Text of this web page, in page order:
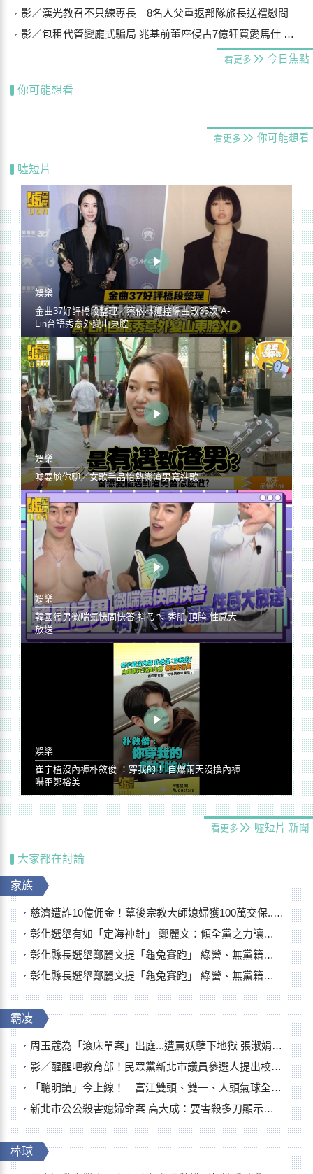
影／漢光教召不只練專長 8名人父重返部隊旅長送禮慰問
影／包租代管變龐式騙局 兆基前董座侵占7億狂買愛馬仕 李建成送北檢
看更多 今日焦點
你可能想看
看更多 你可能想看
噓短片
娛樂
金曲37好評橋段整理／蔡依林遭控編曲改36次 A-
Lin台語秀意外變山東腔
娛樂
噓要尬你聊／女歌手品怡熱戀渣男寫進歌
娛樂
韓國猛男微喘氣快問快答 抖ㄋㄟ 秀肌 頂胯 性感大
放送
娛樂
崔宇植沒內褲朴敘俊 ：穿我的！ 自爆兩天沒換內褲
嚇歪鄭裕美
看更多 噓短片 新聞
大家都在討論
家族
慈濟遭詐10億佣金！幕後宗教大師媳婦獲100萬交保...快步奔離不發一語
彰化選舉有如「定海神針」 鄭麗文：傾全黨之力讓彰化贏
彰化縣長選舉鄭麗文提「龜兔賽跑」 綠營、無黨籍忙否認是烏龜
彰化縣長選舉鄭麗文提「龜兔賽跑」 綠營、無黨籍忙否認是烏龜
霸凌
周玉蔻為「滾床單案」出庭...遭罵妖孽下地獄 張淑娟批：舌頭殺人有罪
影／醒醒吧教育部！民眾黨新北市議員參選人提出校園反毒防線升級政見
「聰明鎮」今上線！ 富江雙頭、雙一、人頭氣球全登場
新北市公公殺害媳婦命案 高大成：要害殺多刀顯示怨恨深
棒球